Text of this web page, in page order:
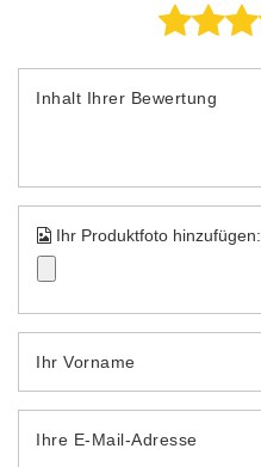
Inhalt Ihrer Bewertung
Ihr Produktfoto hinzufügen:
Ihr Vorname
Ihre E-Mail-Adresse